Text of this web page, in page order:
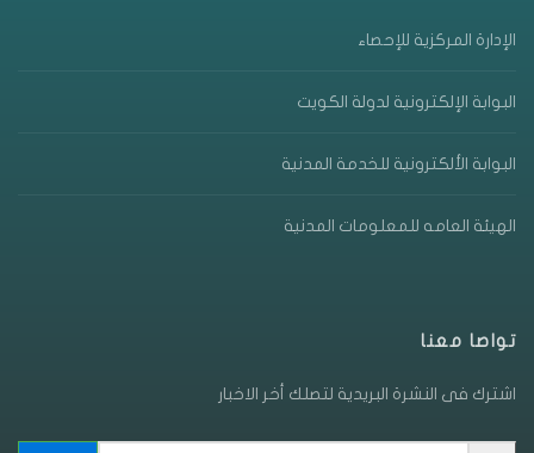
الإدارة المركزية للإحصاء
البوابة الإلكترونية لدولة الكويت
البوابة الألكترونية للخدمة المدنية
الهيئة العامه للمعلومات المدنية
تواصا معنا
اشترك فى النشرة البريدية لتصلك أخر الاخبار